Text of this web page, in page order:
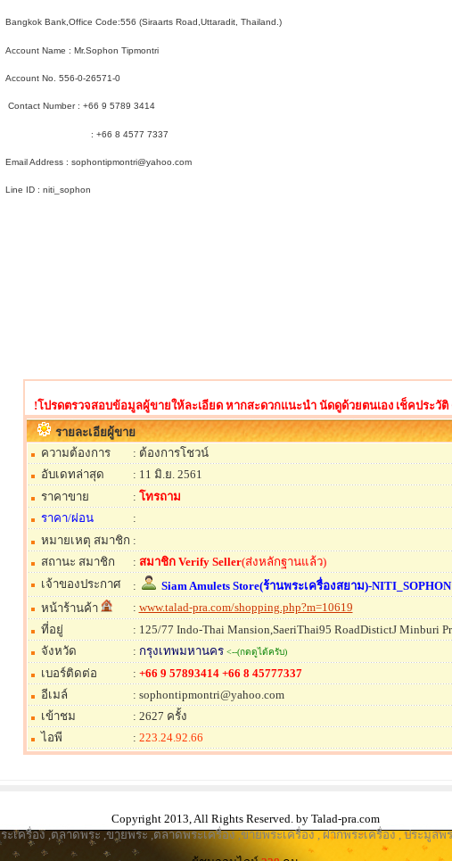
Bangkok Bank,Office Code:556 (Siraarts Road,Uttaradit, Thailand.)
Account Name : Mr.Sophon Tipmontri
Account No. 556-0-26571-0
Contact Number : +66 9 5789 3414
: +66 8 4577 7337
Email Address : sophontipmontri@yahoo.com
Line ID : niti_sophon
!โปรดตรวจสอบข้อมูลผู้ขายให้ละเอียด หากสะดวกแนะนำ นัดดูด้วยตนเอง เช็คประวั
รายละเอียผู้ขาย
ความต้องการ
: ต้องการโชวน์
อับเดทล่าสุด
: 11 มิ.ย. 2561
ราคาขาย
: โทรถาม
ราคา/ผ่อน
:
หมายเหตุ สมาชิก :
สถานะ สมาชิก
: สมาชิก Verify Seller(ส่งหลักฐานแล้ว)
เจ้าของประกาศ
:
Siam Amulets Store(ร้านพระเครื่องสยาม)-NITI_SOPHON
หน้าร้านค้า
: www.talad-pra.com/shopping.php?m=10619
ที่อยู่
: 125/77 Indo-Thai Mansion,SaeriThai95 RoadDistictJ Minburi
จังหวัด
: กรุงเทพมหานคร<--(กดดูได้ครับ)
เบอร์ติดต่อ : +66 9 57893414 +66 8 45777337
อีเมล์
: sophontipmontri@yahoo.com
เข้าชม
: 2627 ครั้ง
ไอพี
: 223.24.92.66
Copyright 2013, All Rights Reserved. by Talad-pra.com
ะเครื่อง,ตลาดพระ ,ขายพระ ,ตลาดพระเครื่อง ,ขายพระเครื่อง, ฝากพระเครื่อง, ประมูลพ